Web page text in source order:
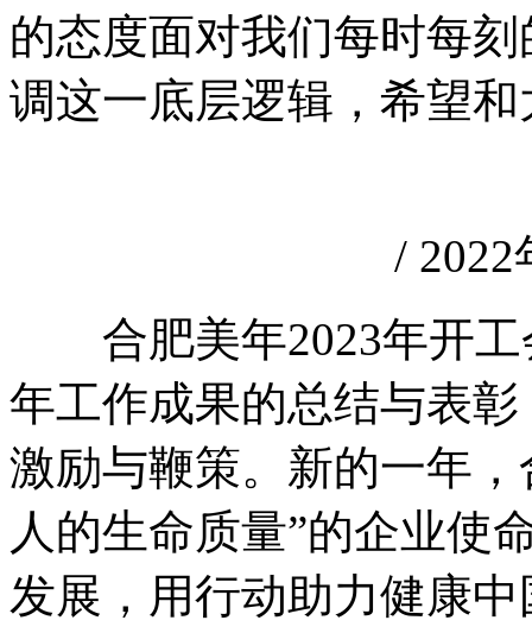
的态度面对我们每时每
调这一底层逻辑，希望
/ 2022
合肥美年2023年开工
年工作成果的总结与表
激励与鞭策。新的一年
人的生命质量”的企业使
发展，用行动助力健康